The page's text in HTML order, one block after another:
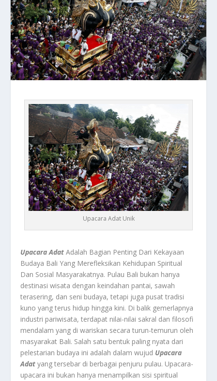
Upacara Adat Unik
Upacara Adat Adalah Bagian Penting Dari Kekayaan
Budaya Bali Yang Merefleksikan Kehidupan Spiritual
Dan Sosial Masyarakatnya. Pulau Bali bukan hanya
destinasi wisata dengan keindahan pantai, sawah
terasering, dan seni budaya, tetapi juga pusat tradisi
kuno yang terus hidup hingga kini. Di balik gemerlapnya
industri pariwisata, terdapat nilai-nilai sakral dan filosofi
mendalam yang di wariskan secara turun-temurun oleh
masyarakat Bali. Salah satu bentuk paling nyata dari
pelestarian budaya ini adalah dalam wujud Upacara
Adat yang tersebar di berbagai penjuru pulau. Upacara-
upacara ini bukan hanya menampilkan sisi spiritual